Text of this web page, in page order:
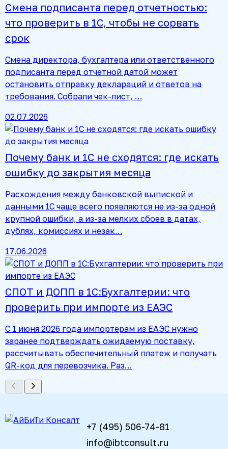
Смена подписанта перед отчетностью:
что проверить в 1С, чтобы не сорвать
срок
Смена директора, бухгалтера или ответственного
подписанта перед отчетной датой может
остановить отправку деклараций и ответов на
требования. Собрали чек-лист, …
02.07.2026
Почему банк и 1С не сходятся: где искать
ошибку до закрытия месяца
Расхождения между банковской выпиской и
данными 1С чаще всего появляются не из-за одной
крупной ошибки, а из-за мелких сбоев в датах,
дублях, комиссиях и незак…
17.06.2026
СПОТ и ДОПП в 1С:Бухгалтерии: что
проверить при импорте из ЕАЭС
С 1 июня 2026 года импортерам из ЕАЭС нужно
заранее подтверждать ожидаемую поставку,
рассчитывать обеспечительный платеж и получать
QR-код для перевозчика. Раз…
+7 (495) 506-74-81
info@ibtconsult.ru